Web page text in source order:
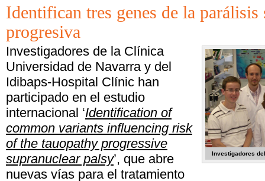
Identifican tres genes de la parálisis
progresiva
Investigadores
Investigadores de la Clínica
Universidad de Navarra y del
Idibaps-Hospital Clínic han
participado en el estudio
internacional ‘Identification of
common variants influencing risk
of the tauopathy progressive
supranuclear palsy’, que abre
nuevas vías para el tratamiento